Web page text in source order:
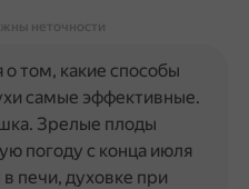
неточности
том, какие способы
самые эффективные.
Зрелые плоды
погоду с конца июля
печи, духовке при